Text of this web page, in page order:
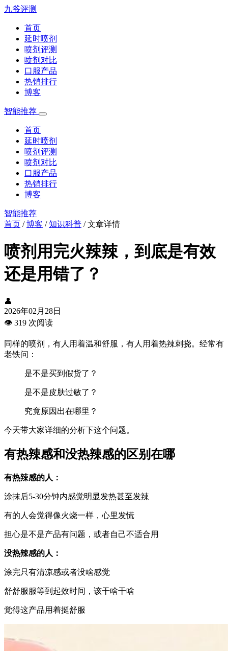
九爷评测
首页
延时喷剂
喷剂评测
喷剂对比
口服产品
热销排行
博客
智能推荐
首页
延时喷剂
喷剂评测
喷剂对比
口服产品
热销排行
博客
智能推荐
首页 /博客 /知识科普 /文章详情
喷剂用完火辣辣，到底是有效
还是用错了？
👤
2026年02月28日
👁️ 319 次阅读
同样的喷剂，有人用着温和舒服，有人用着热辣刺挠。经常有
老铁问：
是不是买到假货了？
是不是皮肤过敏了？
究竟原因出在哪里？
今天带大家详细的分析下这个问题。
有热辣感和没热辣感的区别在哪
有热辣感的人：
涂抹后5-30分钟内感觉明显发热甚至发辣
有的人会觉得像火烧一样，心里发慌
担心是不是产品有问题，或者自己不适合用
没热辣感的人：
涂完只有清凉感或者没啥感觉
舒舒服服等到起效时间，该干啥干啥
觉得这产品用着挺舒服